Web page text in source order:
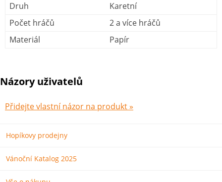
Druh
Karetní
Počet hráčů
2 a více hráčů
Materiál
Papír
Názory uživatelů
Přidejte vlastní názor na produkt »
Hopíkovy prodejny
Vánoční Katalog 2025